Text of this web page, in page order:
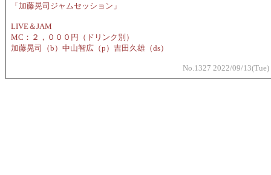
「加藤晃司ジャムセッション」
LIVE＆JAM
MC：２，０００円（ドリンク別）
加藤晃司（b）中山智広（p）吉田久雄（ds）
No.1327 2022/09/